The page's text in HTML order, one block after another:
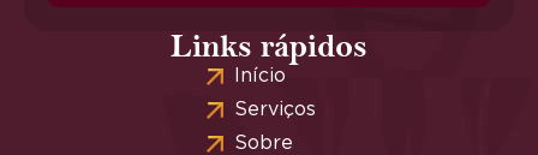
Links rápidos
Início
Serviços
Sobre